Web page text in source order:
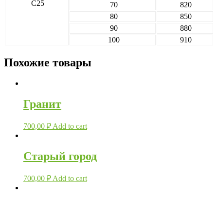
С25
70
820
80
850
90
880
100
910
Похожие товары
Гранит
700,00 ₽ Add to cart
Старый город
700,00 ₽ Add to cart